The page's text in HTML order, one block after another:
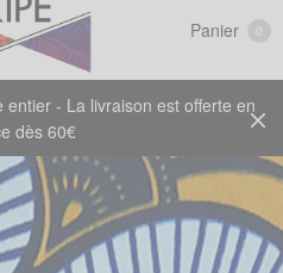
- La livraison est offerte en
dès 60€
Panier